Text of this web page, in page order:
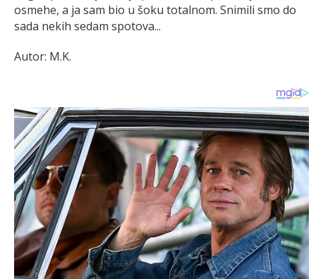
osmehe, a ja sam bio u šoku totalnom. Snimili smo do
sada nekih sedam spotova...
Autor: M.K.